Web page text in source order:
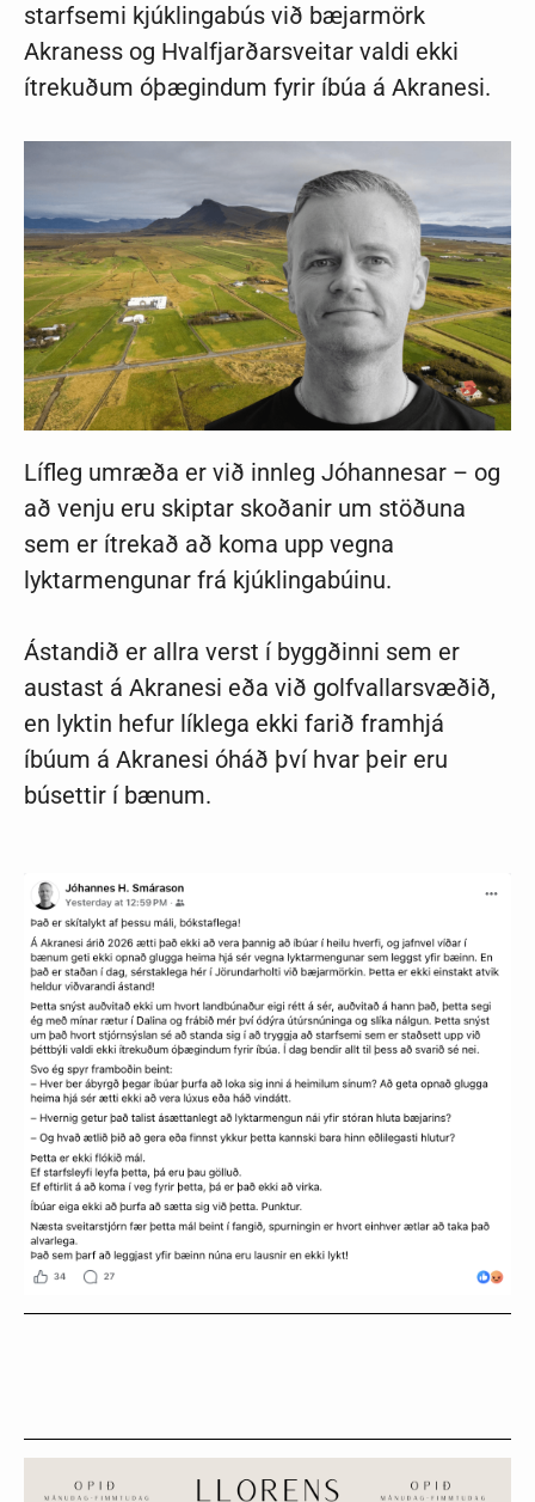
starfsemi kjúklingabús við bæjarmörk
Akraness og Hvalfjarðarsveitar valdi ekki
ítrekuðum óþægindum fyrir íbúa á Akranesi.
Lífleg umræða er við innleg Jóhannesar – og
að venju eru skiptar skoðanir um stöðuna
sem er ítrekað að koma upp vegna
lyktarmengunar frá kjúklingabúinu.
Ástandið er allra verst í byggðinni sem er
austast á Akranesi eða við golfvallarsvæðið,
en lyktin hefur líklega ekki farið framhjá
íbúum á Akranesi óháð því hvar þeir eru
búsettir í bænum.